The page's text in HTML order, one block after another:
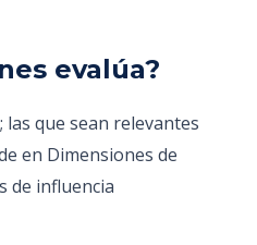
evalúa?
las que sean relevantes
en Dimensiones de
de influencia